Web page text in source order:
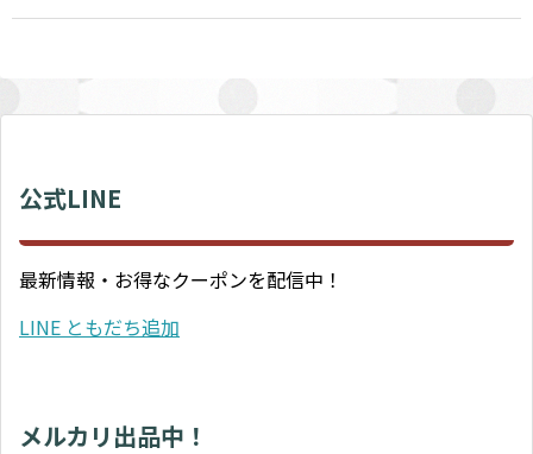
公式LINE
最新情報・お得なクーポンを配信中！
LINE ともだち追加
メルカリ出品中！